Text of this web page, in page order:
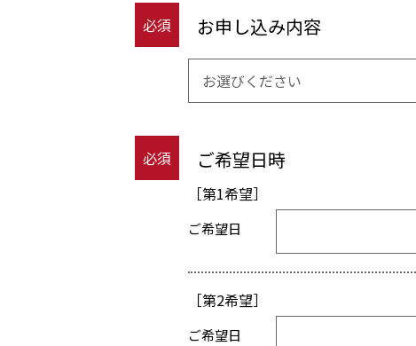
必須 お申し込み内容
必須 ご希望日時
第1希望
ご希望日
第2希望
ご希望日